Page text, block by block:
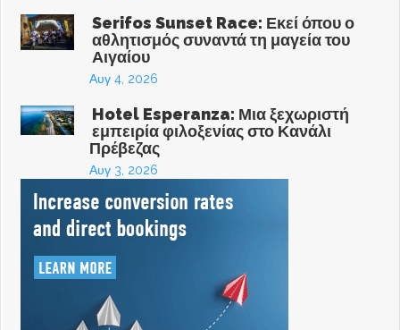
Serifos Sunset Race: Εκεί όπου ο
αθλητισμός συναντά τη μαγεία του
Αιγαίου
Αυγ 4, 2026
Hotel Esperanza: Μια ξεχωριστή
εμπειρία φιλοξενίας στο Κανάλι
Πρέβεζας
Αυγ 3, 2026